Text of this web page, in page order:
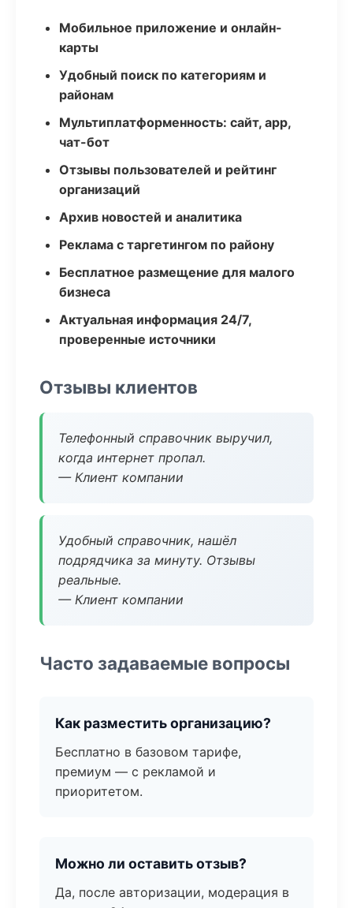
Мобильное приложение и онлайн-
карты
Удобный поиск по категориям и
районам
Мультиплатформенность: сайт, app,
чат-бот
Отзывы пользователей и рейтинг
организаций
Архив новостей и аналитика
Реклама с таргетингом по району
Бесплатное размещение для малого
бизнеса
Актуальная информация 24/7,
проверенные источники
Отзывы клиентов
Телефонный справочник выручил,
когда интернет пропал.
— Клиент компании
Удобный справочник, нашёл
подрядчика за минуту. Отзывы
реальные.
— Клиент компании
Часто задаваемые вопросы
Как разместить организацию?
Бесплатно в базовом тарифе,
премиум — с рекламой и
приоритетом.
Можно ли оставить отзыв?
Да, после авторизации, модерация в